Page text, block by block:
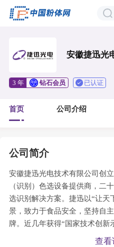
安徽捷迅光
3 年 钻石会员 已认证
首页 公司介绍
公司简介
安徽捷迅光电技术有限公司创
（识别）色选设备提供商，二
选识别解决方案。捷迅以“让天
景，致力于食品安全，坚持自
牌。近几年获得“国家技术创新
心”、“国家级专精特新小巨人”
查看